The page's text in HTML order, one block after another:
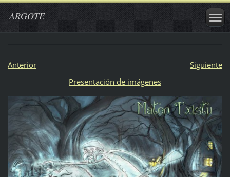
ARGOTE
Anterior
Siguiente
Presentación de imágenes